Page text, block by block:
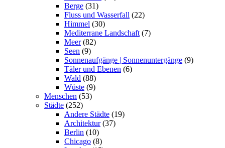
Berge (31)
Fluss und Wasserfall (22)
Himmel (30)
Mediterrane Landschaft (7)
Meer (82)
Seen (9)
Sonnenaufgänge | Sonnenuntergänge (9)
Täler und Ebenen (6)
Wald (88)
Wüste (9)
Menschen (53)
Städte (252)
Andere Städte (19)
Architektur (37)
Berlin (10)
Chicago (8)